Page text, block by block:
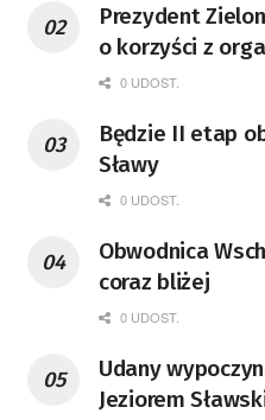
Prezydent
o korzyści z
mety Tour de
0 UDOST.
Będzie II etap
Sławy
0 UDOST.
Obwodnica
coraz bliżej
0 UDOST.
Udany
Jeziorem